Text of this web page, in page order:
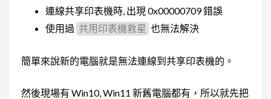
連線共享印表機時, 出現 0x00000709 錯誤
使用過 共用印表機救星 也無法解決
簡單來說新的電腦就是無法連線到共享印表機的。
然後現場有 Win10, Win11 新舊電腦都有，所以就先把